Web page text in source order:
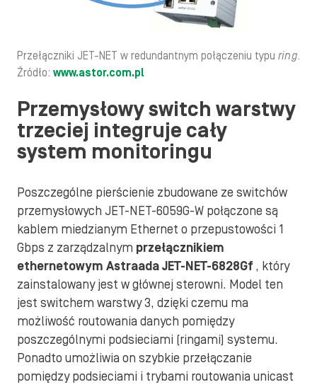
Przełączniki JET-NET w redundantnym połączeniu typu ring.
Źródło: www.astor.com.pl
Przemysłowy switch warstwy
trzeciej integruje cały
system monitoringu
Poszczególne pierścienie zbudowane ze switchów
przemysłowych JET-NET-6059G-W połączone są
kablem miedzianym Ethernet o przepustowości 1
Gbps z zarządzalnym przełącznikiem
ethernetowym Astraada JET-NET-6828Gf , który
zainstalowany jest w głównej sterowni. Model ten
jest switchem warstwy 3, dzięki czemu ma
możliwość routowania danych pomiędzy
poszczególnymi podsieciami (ringami) systemu.
Ponadto umożliwia on szybkie przełączanie
pomiędzy podsieciami i trybami routowania unicast